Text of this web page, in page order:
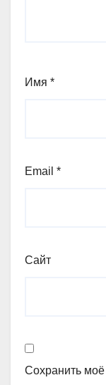
Имя *
Email *
Сайт
Сохранить